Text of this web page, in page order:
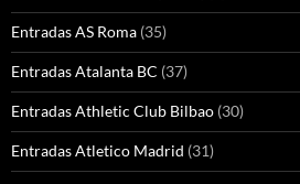
Entradas AS Roma (35)
Entradas Atalanta BC (37)
Entradas Athletic Club Bilbao (30)
Entradas Atletico Madrid (31)